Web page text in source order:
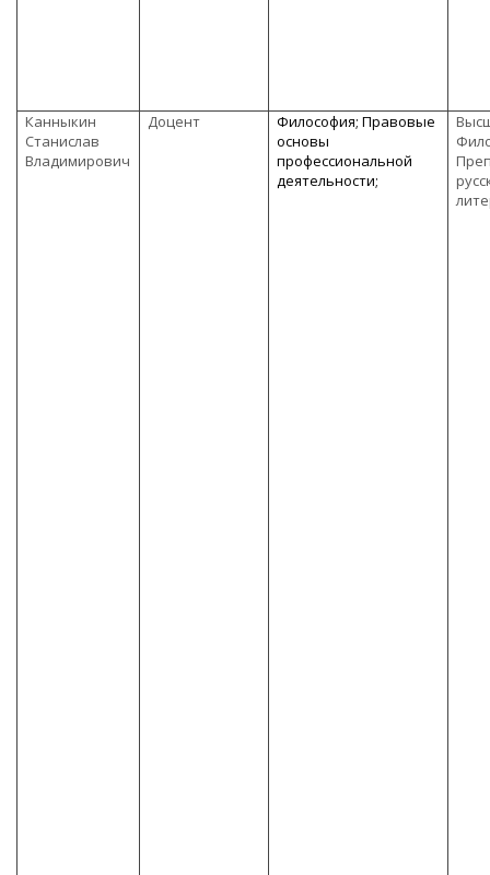
Канныкин
Станислав
Владимирович
Доцент
Философия; Правовые
основы
профессиональной
деятельности;